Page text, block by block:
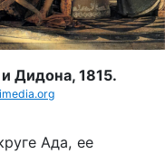
Дидона, 1815.
Ада, ее